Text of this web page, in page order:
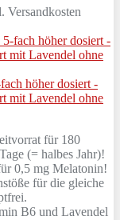
Versandkosten
höher dosiert -
mit Lavendel ohne
für 180
(= halbes Jahr)!
0,5 mg Melatonin!
für die gleiche
B6 und Lavendel